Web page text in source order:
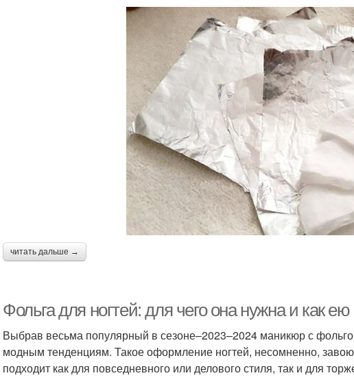
читать дальше →
Фольга для ногтей: для чего она нужна и как
Выбрав весьма популярный в сезоне–2023–2024 маникюр с
модным тенденциям. Такое оформление ногтей, несомненно,
подходит как для повседневного или делового стиля, так и для